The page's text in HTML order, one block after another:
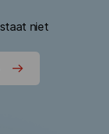
niet